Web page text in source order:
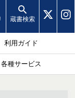
蔵書検索
利用ガイド
各種サービス